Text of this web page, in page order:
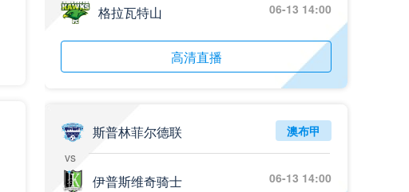
标签
2025年5月24日
标签
欧联杯决赛
标签
2025年5月23日
标签
2024年5月21日
格拉瓦特山 06-13 14:00
高清直播
斯普林菲尔德联
vs
伊普斯维奇骑士
澳布甲
06-13 14:00